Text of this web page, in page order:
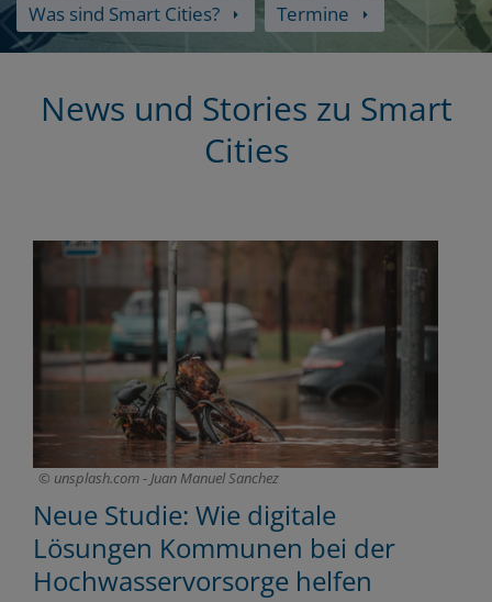
Was sind Smart Cities?
Termine
News und Stories zu Smart
Cities
unsplash.com - Juan Manuel Sanchez
Neue Studie: Wie digitale
Lösungen Kommunen bei der
Hochwasservorsorge helfen